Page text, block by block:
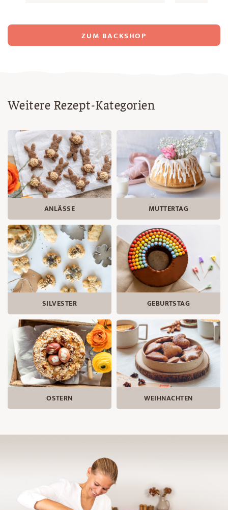
ZUM BACKSHOP
Weitere Rezept-Kategorien
ANLÄSSE MUTTERTAG
SILVESTER GEBURTSTAG
OSTERN WEIHNACHTEN